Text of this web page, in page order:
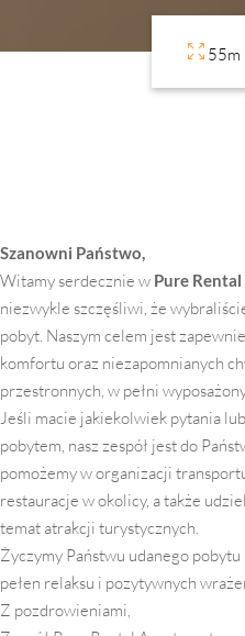
55m
Szanowni Państwo,
Witamy serdecznie w Pure
niezwykle szczęśliwi, że
pobyt. Naszym celem jest
komfortu oraz niezapomnianych
przestronnych, w pełni
Jeśli macie jakiekolwiek pytania
pobytem, nasz zespół jest do
pomożemy w organizacji
restauracje w okolicy, a także
temat atrakcji turystycznych.
Życzymy Państwu udanego
pełen relaksu i pozytywnych
Z pozdrowieniami,